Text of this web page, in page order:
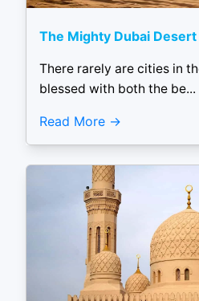
The Mighty Dubai Desert
There rarely are cities in
blessed with both the be...
Read More